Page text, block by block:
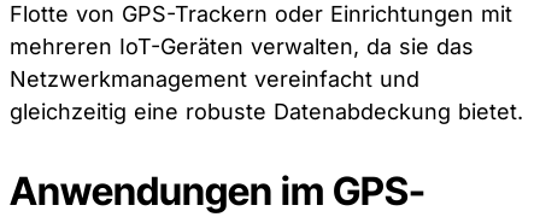
Flotte von GPS-Trackern oder Einrichtungen mit
mehreren IoT-Geräten verwalten, da sie das
Netzwerkmanagement vereinfacht und
gleichzeitig eine robuste Datenabdeckung bietet.
Anwendungen im GPS-